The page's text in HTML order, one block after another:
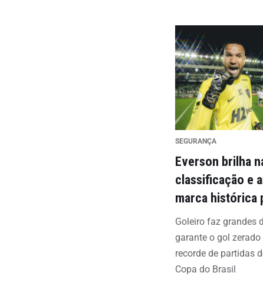
SEGURANÇA
Everson brilha
classificação e
marca histórica
Goleiro faz grandes
garante o gol
recorde de partidas
Copa do Brasil